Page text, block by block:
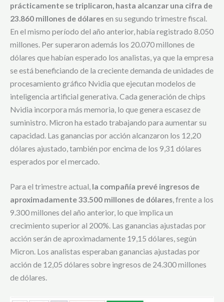
prácticamente se triplicaron, hasta alcanzar una cifra de
23.860 millones de dólaresen su segundo trimestre fiscal.
En el mismo período del año anterior, había registrado 8.050
millones. Per superaron además los 20.070 millones de
dólares que habían esperado los analistas, ya que la empresa
se está beneficiando de la creciente demanda de unidades de
procesamiento gráfico Nvidia que ejecutan modelos de
inteligencia artificial generativa. Cada generación de chips
Nvidia incorpora más memoria, lo que genera escasez de
suministro. Micron ha estado trabajando para aumentar su
capacidad. Las ganancias por acción alcanzaron los 12,20
dólares ajustado, también por encima de los 9,31 dólares
esperados por el mercado.
Para el trimestre actual, la compañía prevé ingresos de
aproximadamente 33.500 millones de dólares, frente a los
9.300 millones del año anterior, lo que implica un
crecimiento superior al 200%. Las ganancias ajustadas por
acción serán de aproximadamente 19,15 dólares, según
Micron. Los analistas esperaban ganancias ajustadas por
acción de 12,05 dólares sobre ingresos de 24.300 millones
de dólares.